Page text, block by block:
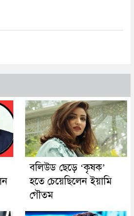
বলিউড ছেড়ে ‘কৃষক’
হতে চেয়েছিলেন ইয়ামি
গৌতম